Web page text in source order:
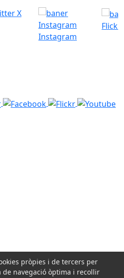
X
Instagram
Flickr
pròpies i de tercers per
navegació òptima i recollir